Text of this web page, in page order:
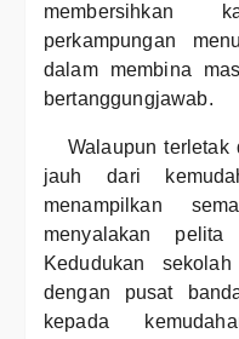
membersihkan
perkampungan
dalam membina
bertanggungjawab.
Walaupun
jauh dari
menampilkan
menyalakan
Kedudukan
dengan pusat
kepada